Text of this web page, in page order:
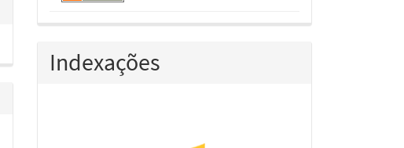
Indexações